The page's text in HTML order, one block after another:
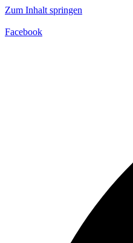
Zum Inhalt springen
Facebook